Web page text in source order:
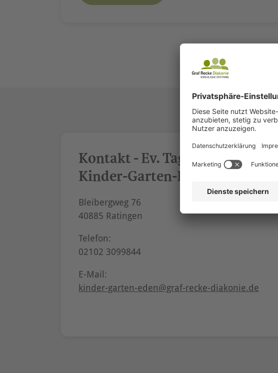
Kontakt - Ev. Tageseinrichtung
Kinder-Garten-Eden
Bleibergweg 76
40885 Ratingen
Telefon:
02102 3099844
E-Mail:
kinder-garten-eden@graf-recke-diakonie.de